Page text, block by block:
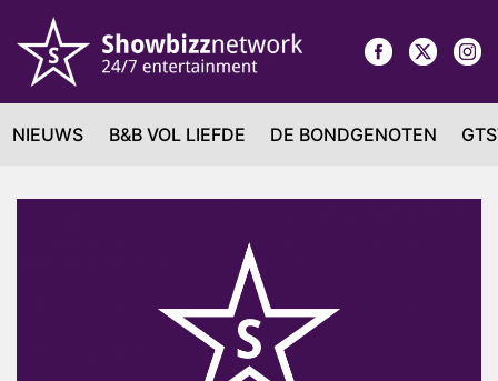
NIEUWS B&B VOL LIEFDE DE BONDGENOTEN